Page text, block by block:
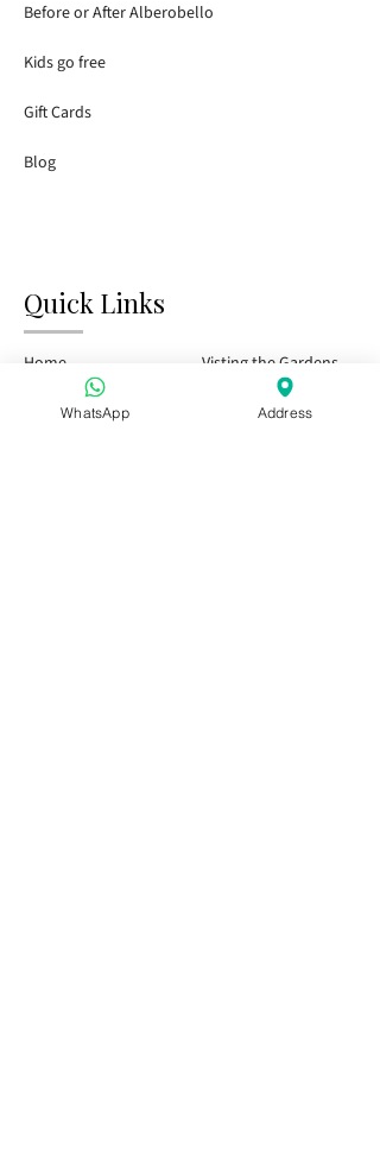
Before or After Alberobello
Kids go free
Gift Cards
Blog
Quick Links
Home
Tasting Bar
Visting the Gardens
Public Events
WhatsApp Address